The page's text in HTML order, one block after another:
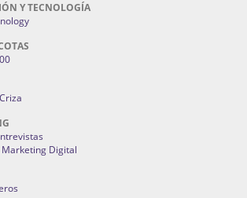
Y TECNOLOGÍA
Digital